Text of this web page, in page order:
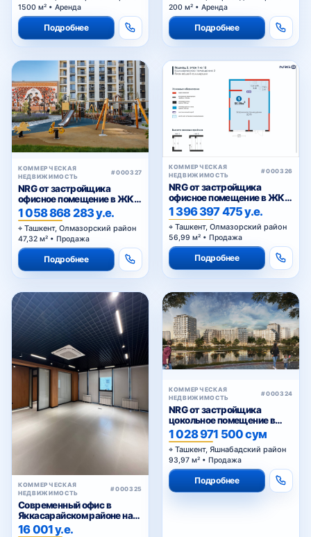
1500 м² • Аренда
Подробнее
200 м² • Аренда
Подробнее
КОММЕРЧЕСКАЯ
НЕДВИЖИМОСТЬ
#000327
NRG от застройщика
офисное помещение в ЖК
«NRG Jomiy»
1 058 868 283 у.е.
Ташкент, Олмазорский район
47,32 м² • Продажа
Подробнее
КОММЕРЧЕСКАЯ
НЕДВИЖИМОСТЬ
#000326
NRG от застройщика
офисное помещение в ЖК
«NRG Jomiy»
1 396 397 475 у.е.
Ташкент, Олмазорский район
56,99 м² • Продажа
Подробнее
КОММЕРЧЕСКАЯ
НЕДВИЖИМОСТЬ
#000325
Современный офис в
Яккасарайском районе на
первой линии
16 001 у.е.
КОММЕРЧЕСКАЯ
НЕДВИЖИМОСТЬ
#000324
NRG от застройщика
цокольное помещение в
ЖК «NRG Yangi Baxt »
1 028 971 500 сум
Ташкент, Яшнабадский район
93,97 м² • Продажа
Подробнее